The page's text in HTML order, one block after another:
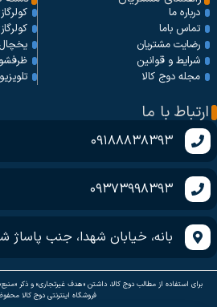
درباره ما
تماس باما
رضایت مشتریان
شرایط و قوانین
مجله دوج کالا
ارتباط با ما
09188838393
09373998393
بانه، خیابان شهدا، جنب پاساژ
برای استفاده از مطالب دوج کالا، داشتن «هدف غیرتجاری» و ذکر
فروشگاه اینترنتی دوج کالا